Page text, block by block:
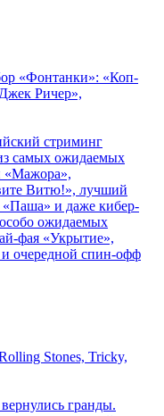
«Фонтанки»: «Коп-
Ричер»,
стриминг
самых ожидаемых
«Мажора»,
Витю!», лучший
и даже кибер-
ожидаемых
фая «Укрытие»,
очередной спин-офф
Stones, Tricky,
гранды.